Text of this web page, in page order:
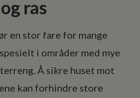
ras
en stor fare for mange
i områder med mye
Å sikre huset mot
kan forhindre store